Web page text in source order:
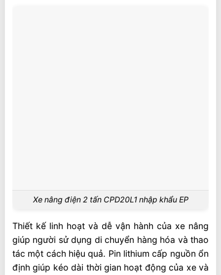
Xe nâng điện 2 tấn CPD20L1 nhập khẩu EP
Thiết kế linh hoạt và dễ vận hành của xe nâng
giúp người sử dụng di chuyển hàng hóa và thao
tác một cách hiệu quả. Pin lithium cấp nguồn ổn
định giúp kéo dài thời gian hoạt động của xe và